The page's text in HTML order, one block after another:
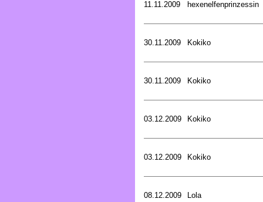
11.11.2009 hexenelfenprinzessin
30.11.2009 Kokiko
30.11.2009 Kokiko
03.12.2009 Kokiko
03.12.2009 Kokiko
08.12.2009 Lola